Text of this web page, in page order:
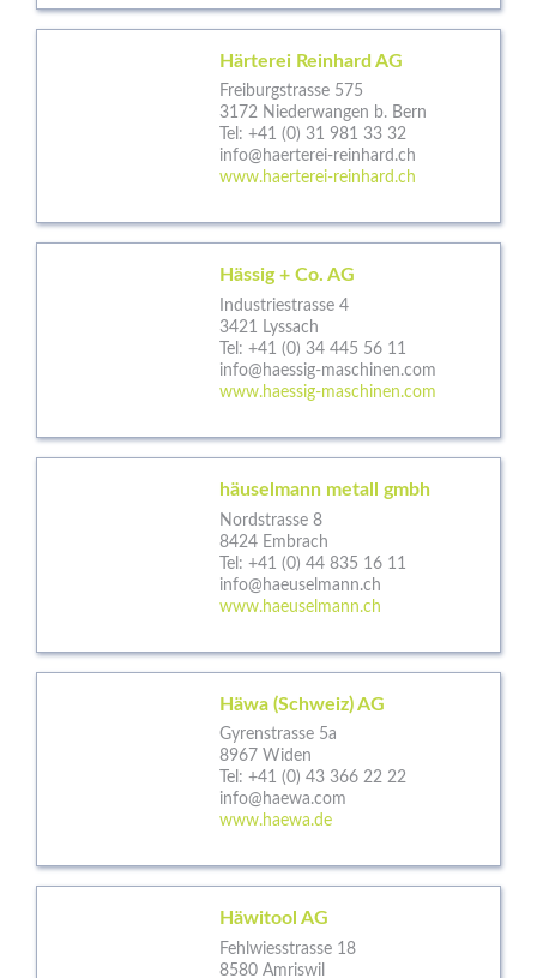
Härterei Reinhard AG
Freiburgstrasse 575
3172 Niederwangen b. Bern
Tel: +41 (0) 31 981 33 32
info@haerterei-reinhard.ch
www.haerterei-reinhard.ch
Hässig + Co. AG
Industriestrasse 4
3421 Lyssach
Tel: +41 (0) 34 445 56 11
info@haessig-maschinen.com
www.haessig-maschinen.com
häuselmann metall gmbh
Nordstrasse 8
8424 Embrach
Tel: +41 (0) 44 835 16 11
info@haeuselmann.ch
www.haeuselmann.ch
Häwa (Schweiz) AG
Gyrenstrasse 5a
8967 Widen
Tel: +41 (0) 43 366 22 22
info@haewa.com
www.haewa.de
Häwitool AG
Fehlwiesstrasse 18
8580 Amriswil